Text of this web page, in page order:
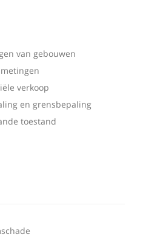
van gebouwen
verkoop
en grensbepaling
toestand